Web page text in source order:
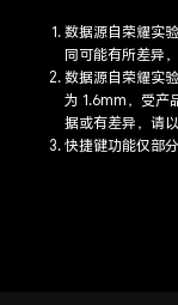
数据源自荣耀实
同可能有所差异
数据源自荣耀实
为 1.6mm，受产
据或有差异，请
快捷键功能仅部